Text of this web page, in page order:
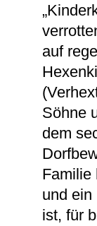
auf
Söhne
dem
Familie
und ein
ist, für